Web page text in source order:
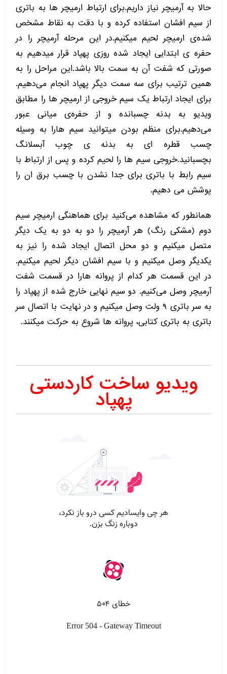
حالا به آرمیچر نیاز داریم.برای ارتباط ارمیچر ها به باتری
از سیم افشان استفاده کرده و با دقت به نقاط مشخص
شده‌ی ارمیچر لحیم میکنیم.در این مرحله آرمیچر را در
حفره ی ابتدایی ایجاد شده روزی پهپاد قرار میدهیم به
صورتی که شفت آن به سمت بالا باشد‌.این مراحل را به
همین ترتیب برای سه سمت دیگر پهپاد انجام می‌دهیم.
برای ایجاد ارتباط یک سیم خروجی از ارمیچر ها را مطابق
ویدیو به بدنه چسبانده و از حفره‌ی میانی عبور
می‌دهیم.برای منظم بودن میتوانید سیم هارا به وسیله
چسب قطره ای به بدنه ی چوب آبسلانگ
بچسبانید.خروجی سیم ها را لحیم کرده و پس از ارتباط با
سیم رابط با باتری برای جدا نشدن با چسب برق ان را
پوشش می دهیم.
همانطور که مشاهده می‌کنید برای هماهنگی ارمیچر سیم
دوم (مشکی رنگ) هر آرمیچر را دو به دو به یک دیگر
متصل میکنیم و دو محل اتصال ایجاد شده را نیز به
یکدیگر وصل میکنیم و با سیم افشان دیگر لحیم میکنیم.
در این قسمت هر کدام از پروانه هارا در قسمت شفت
آرمیچر وصل می‌کنیم. دو سیم نهایی خارج شده از پهپاد را
به سر باتری ۹ ولت وصل میکنیم و در نهایت با اتصال سر
باتری به باتری کتابی، پروانه ها شروع به حرکت میکنند‌.
ویدیو ساخت کاردستی
پهپاد